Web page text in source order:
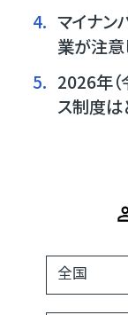
4. マイナン
業が注意
5. 2026年
ス制度は